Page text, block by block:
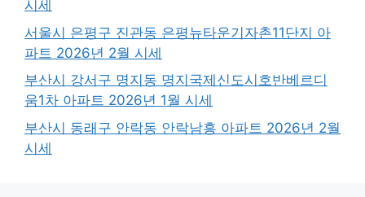
시세
서울시 은평구 진관동 은평뉴타운기자촌11단지 아
파트 2026년 2월 시세
부산시 강서구 명지동 명지국제신도시호반베르디
움1차 아파트 2026년 1월 시세
부산시 동래구 안락동 안락남흥 아파트 2026년 2월
시세